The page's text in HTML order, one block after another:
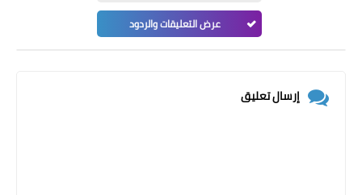
عرض التعليقات والردود
إرسال تعليق